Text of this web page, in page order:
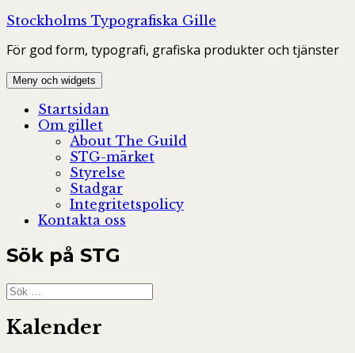
Hoppa
innehåll
Stockholms Typografiska Gille
För god form, typografi, grafiska produkter och tjänster
Meny och widgets
Startsidan
Om gillet
About The Guild
STG-märket
Styrelse
Stadgar
Integritetspolicy
Kontakta oss
Sök på STG
Sök
efter:
Kalender